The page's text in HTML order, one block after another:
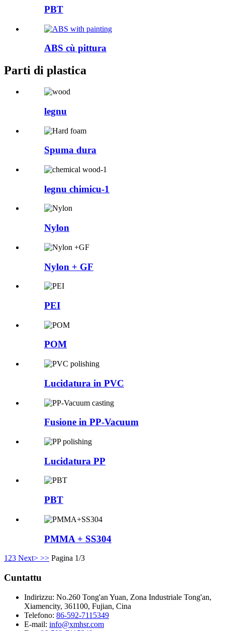
PBT
ABS cù pittura
Parti di plastica
legnu
Spuma dura
legnu chimicu-1
Nylon
Nylon + GF
PEI
POM
Lucidatura in PVC
Fusione in PP-Vacuum
Lucidatura PP
PBT
PMMA + SS304
1 23 Next> >> Pagina 1/3
Cuntattu
Indirizzu: No.260 Tong'an Yuan, Zona Industriale Tong'an,
Xiamencity, 361100, Fujian, Cina
Telefono: 86-592-7115349
E-mail: info@xmhsr.com